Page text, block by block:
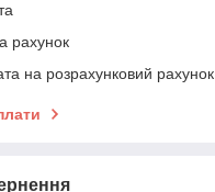
рахунок
на розрахунковий рахунок